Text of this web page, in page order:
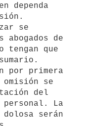
dependa
de
tengan que
omisión se
del
personal. La
serán